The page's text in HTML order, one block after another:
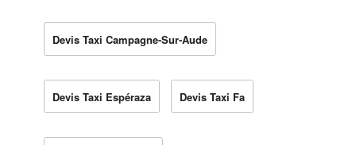
Devis Taxi Campagne-Sur-Aude
Devis Taxi Espéraza Devis Taxi Fa